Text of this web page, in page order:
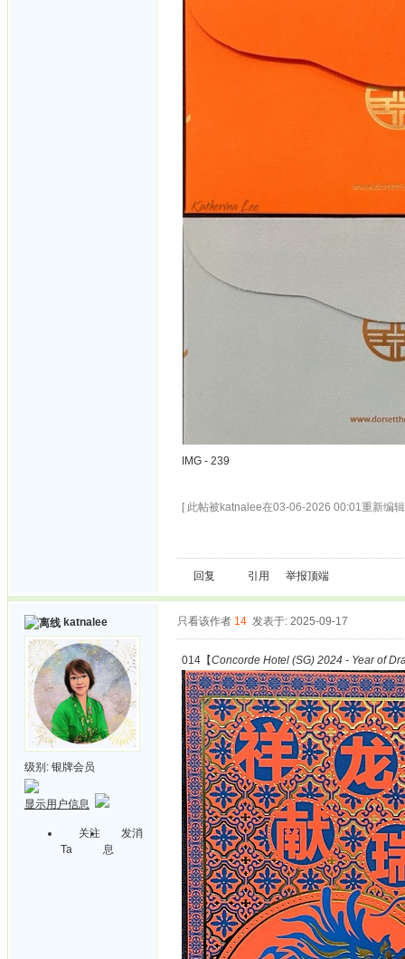
IMG - 239
[ 此帖被katnalee在03-06-2026 00:01重新编
回复 引用 举报顶端
katnalee
级别: 银牌会员
显示用户信息
关注
Ta
发消
息
只看该作者 14 发表于: 2025-09-17
014【Concorde Hotel (SG) 2024 - Year of